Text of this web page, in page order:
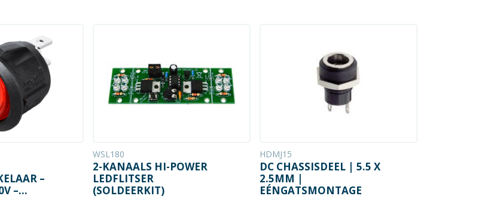
–
–
WSL180
2-KANAALS HI-POWER
LEDFLITSER
(SOLDEERKIT)
HDMJ15
DC CHASSISDEEL | 5.5 X
2.5MM |
EÉNGATSMONTAGE